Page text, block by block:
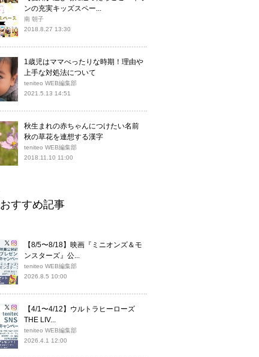
ンの充実キッズスペー...
南 朝子
2018.8.27 13:30
1歳児はママべったりな時期！理由や
上手な対処法について
teniteo WEB編集部
2021.5.13 14:51
秋生まれの赤ちゃんにつけたい名前
秋の草花を連想する漢字
teniteo WEB編集部
2018.11.10 11:00
おすすめ記事
【8/5〜8/18】映画『ミニオンズ＆モ
ンスターズ』公...
teniteo WEB編集部
2026.8.5 10:00
【4/1〜4/12】ウルトラヒーローズ
THE LIV...
teniteo WEB編集部
2026.4.1 12:00